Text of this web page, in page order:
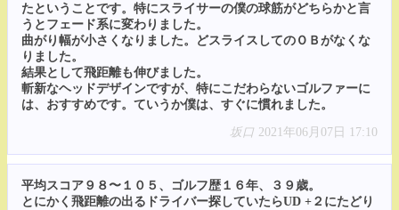
たということです。特にスライサーの僕の球筋がどちらかと言
うとフェード系に変わりました。
曲がり幅が小さくなりました。どスライスしてのＯＢがなくな
りました。
結果として飛距離も伸びました。
斬新なヘッドデザインですが、特にこだわらないゴルファーに
は、おすすめです。ていうか僕は、すぐに慣れました。
坂口 2021年06月07日 17:10
平均スコア９８〜１０５、ゴルフ歴１６年、３９歳。
とにかく飛距離の出るドライバー探していたらUD +２にたどり